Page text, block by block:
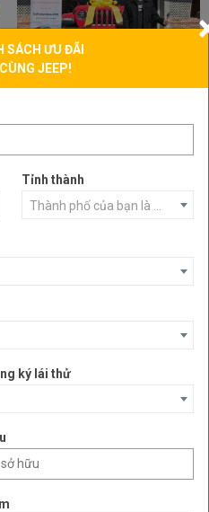
SÁCH ƯU ĐÃI
JEEP!
Tỉnh thành
Thành phố của bạn là ...
ký lái thử